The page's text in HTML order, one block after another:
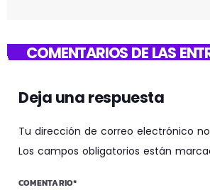
COMENTARIOS DE LAS
Deja una respuesta
Tu dirección de correo electrónico
Los campos obligatorios están
COMENTARIO*